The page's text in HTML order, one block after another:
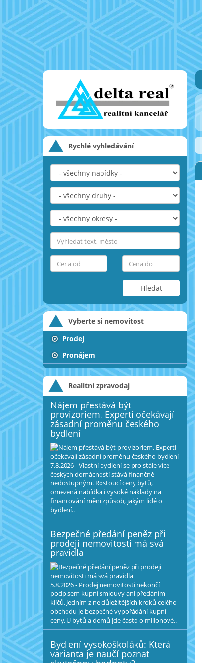
Rychlé vyhledávání
Hledat
Vyberte si nemovitost
Prodej
Pronájem
Realitní zpravodaj
Nájem přestává být
provizoriem. Experti očekávají
zásadní proměnu českého
bydlení
7.8.2026 - Vlastní bydlení se pro stále více
českých domácností stává finančně
nedostupným. Rostoucí ceny bytů,
omezená nabídka i vysoké náklady na
financování mění způsob, jakým lidé o
bydlení..
Bezpečné předání peněz při
prodeji nemovitosti má svá
pravidla
5.8.2026 - Prodej nemovitosti nekončí
podpisem kupní smlouvy ani předáním
klíčů. Jedním z nejdůležitějších kroků celého
obchodu je bezpečné vypořádání kupní
ceny. U bytů a domů jde často o milionové..
Bydlení vysokoškoláků: Která
varianta je naučí poznat